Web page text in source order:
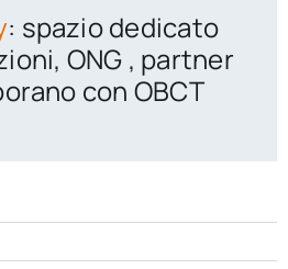
: spazio dedicato
ONG , partner
con OBCT